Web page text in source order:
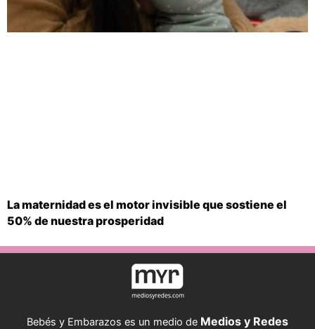
La maternidad es el motor invisible que sostiene el
50% de nuestra prosperidad
Bebés y Embarazos es un medio de Medios y Redes